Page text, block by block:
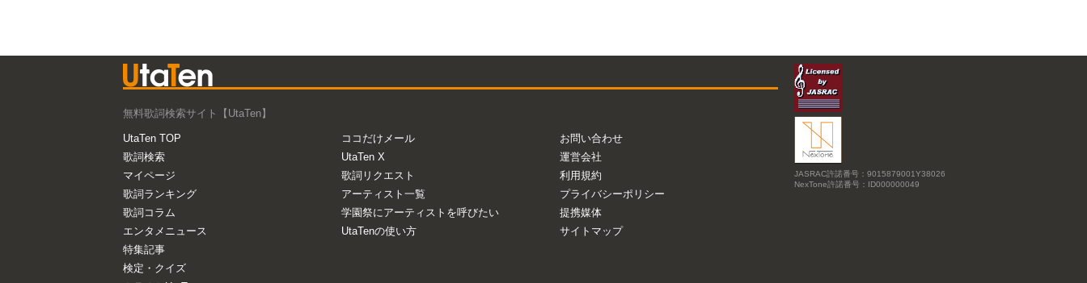
無料歌詞検索サイト【UtaTen】
UtaTen TOP
歌詞検索
マイページ
歌詞ランキング
歌詞コラム
エンタメニュース
特集記事
検定・クイズ
ココだけメール
UtaTen X
歌詞リクエスト
アーティスト一覧
学園祭にアーティストを呼びたい
UtaTenの使い方
お問い合わせ
運営会社
利用規約
プライバシーポリシー
提携媒体
サイトマップ
JASRAC許諾番号：9015879001Y38026
NexTone許諾番号：ID000000049